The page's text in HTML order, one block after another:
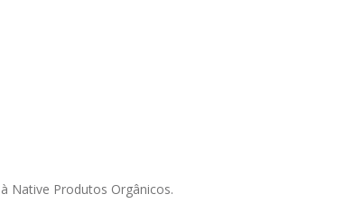
Native Produtos Orgânicos.